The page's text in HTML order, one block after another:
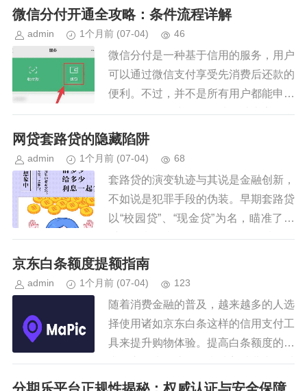
“如提现”的关键在于认识到，花呗本质
微信分付开通全攻略：条件流程详解
admin 1个月前 (07-04) 46
微信分付是一种基于信用的服务，用户
可以通过微信支付享受先消费后还款的
便利。不过，并不是所有用户都能申请
到微信分付。为了更好地帮助大家了解
如何开通和使用微信分付，以下将详细
网贷套路贷的隐藏陷阱
admin 1个月前 (07-04) 68
套路贷的演变轨迹与其说是金融创新，
不如说是犯罪手段的伪装。早期套路贷
以“校园贷”、“现金贷”为名，瞄准了缺
乏风险意识和信用记录的年轻人以及急
需资金周转的小微企业主。他们通过虚
京东白条额度提额指南
admin 1个月前 (07-04) 123
随着消费金融的普及，越来越多的人选
择使用诸如京东白条这样的信用支付工
具来提升购物体验。提高白条额度的需
求随之而来，这不仅意味着消费者可以
获得更大的资金灵活性和购买力，而且